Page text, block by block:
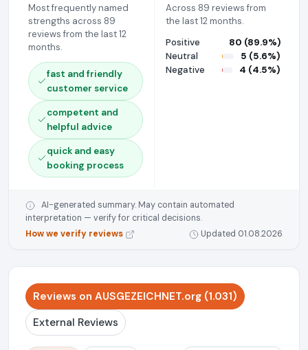
Most frequently named
strengths across 89
reviews from the last 12
months.
fast and friendly
customer service
competent and
helpful advice
quick and easy
booking process
Across 89 reviews from
the last 12 months.
Positive
80 (89.9%)
Neutral
5 (5.6%)
Negative
4 (4.5%)
AI-generated summary. May contain automated
interpretation — verify for critical decisions.
How we verify reviews
Updated 01.08.2026
Reviews on AUSGEZEICHNET.org (1.031)
External Reviews